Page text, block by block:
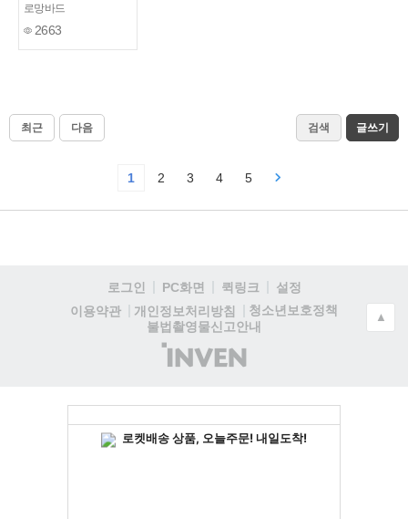
로망바드
2663
최근 다음 검색 글쓰기
1 2 3 4 5
로그인 PC화면 퀵링크
설정
이용약관
개인정보처리방침
청소년보호정책
불법촬영물신고안내
(주)
인
▲